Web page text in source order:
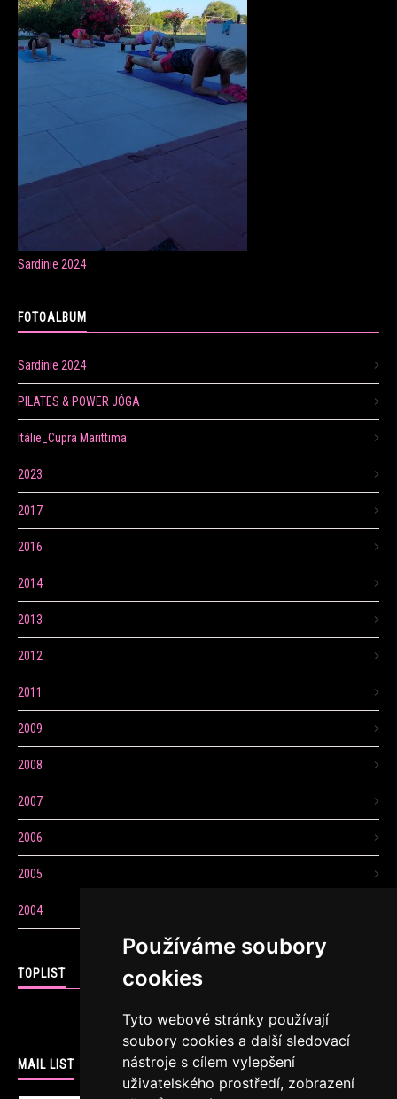
Používáme soubory
cookies
Tyto webové stránky používají
soubory cookies a další sledovací
nástroje s cílem vylepšení
uživatelského prostředí, zobrazení
Veronika Fránová
+420 724 023 632
Update cookies preferences
Sardinie 2024
FOTOALBUM
Sardinie 2024
PILATES & POWER JÓGA
Itálie_Cupra Marittima
2023
2017
2016
2014
2013
2012
2011
2009
2008
2007
2006
2005
2004
TOPLIST
MAIL LIST